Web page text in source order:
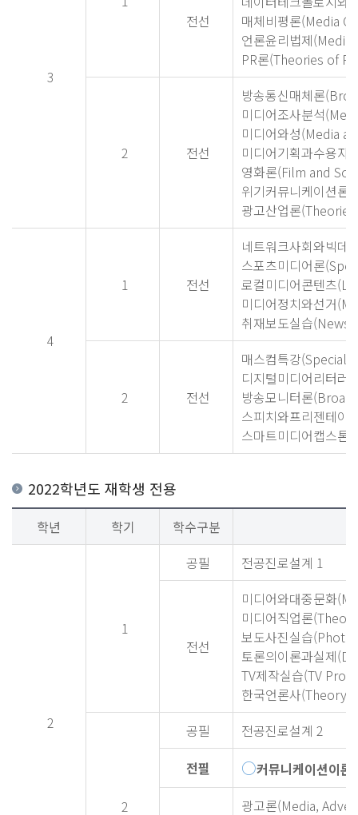
3
전선
매체비평론(Media
언론윤리법제
PR론(Theories of
2 전선
방송통신매체론
미디어조사분석
미디어와성(Media
미디어기획과수용
영화론(Film and
위기커뮤니케이션
광고산업론
4
1 전선
네트워크사회와빅데
스포츠미디어론
로컬미디어콘텐츠
미디어정치와선거
취재보도실습
2 전선
매스컴특강(Special
디지털미디어리터
방송모니터론
스피치와프리젠테
스마트미디어캡스톤
2022학년도 재학생 전용
학년 학기 학수구분
2
1
공필 전공진로설계 1
전선
미디어와대중문화
미디어직업론
보도사진실습
토론의이론과실제
TV제작실습(TV
한국언론사(Theory
2
공필
전공진로설계 2
전필
○커뮤니케이션이
광고론(Media,